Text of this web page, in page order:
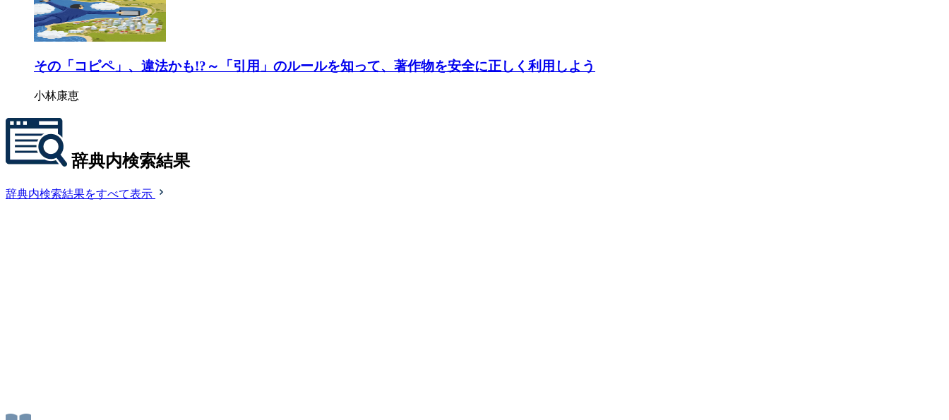
その「コピペ」、違法かも!?～「引用」のルールを知って、著作物を安全に正しく利用しよう
小林康恵
辞典内検索結果
辞典内検索結果をすべて表示